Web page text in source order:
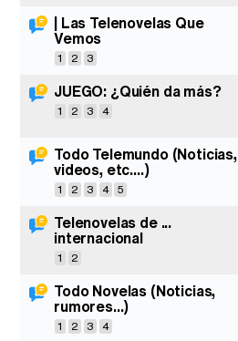
| Las Telenovelas Que
Vemos
1 2 3
JUEGO: ¿Quién da más?
1 2 3 4
Todo Telemundo (Noticias,
videos, etc....)
1 2 3 4 5
Telenovelas de ...
internacional
1 2
Todo Novelas (Noticias,
rumores...)
1 2 3 4